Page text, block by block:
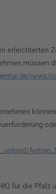
erleichterten
müssen
news/
für die Pfalz